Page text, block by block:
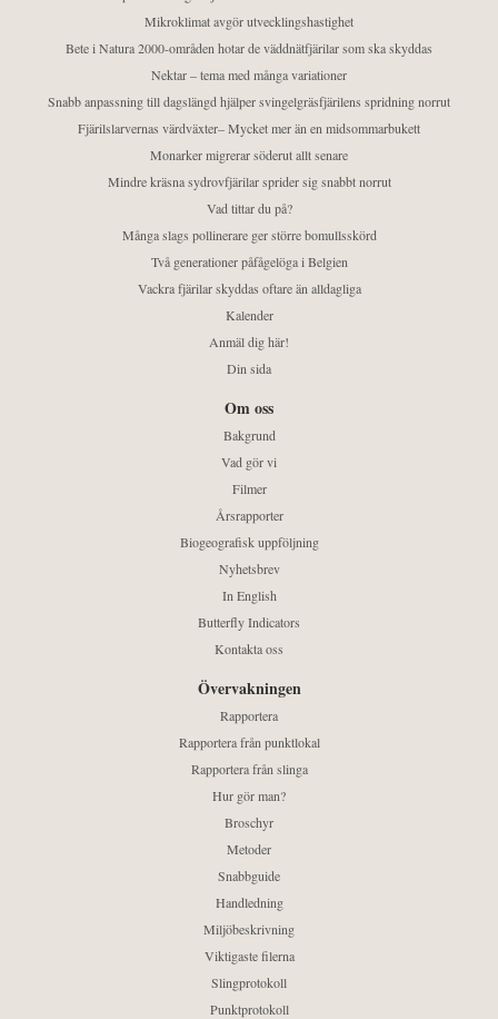
Mikroklimat avgör utvecklingshastighet
Bete i Natura 2000-områden hotar de väddnätfjärilar som ska skyddas
Nektar – tema med många variationer
Snabb anpassning till dagslängd hjälper svingelgräsfjärilens spridning norrut
Fjärilslarvernas värdväxter– Mycket mer än en midsommarbukett
Monarker migrerar söderut allt senare
Mindre kräsna sydrovfjärilar sprider sig snabbt norrut
Vad tittar du på?
Många slags pollinerare ger större bomullsskörd
Två generationer påfågelöga i Belgien
Vackra fjärilar skyddas oftare än alldagliga
Kalender
Anmäl dig här!
Din sida
Om oss
Bakgrund
Vad gör vi
Filmer
Årsrapporter
Biogeografisk uppföljning
Nyhetsbrev
In English
Butterfly Indicators
Kontakta oss
Övervakningen
Rapportera
Rapportera från punktlokal
Rapportera från slinga
Hur gör man?
Broschyr
Metoder
Snabbguide
Handledning
Miljöbeskrivning
Viktigaste filerna
Slingprotokoll
Punktprotokoll